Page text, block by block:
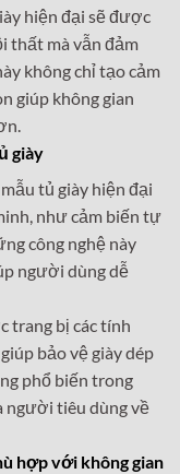
hiện đại sẽ được
thất mà vẫn đảm
không chỉ tạo cảm
giúp không gian
giày
tủ giày hiện đại
như cảm biến tự
công nghệ này
người dùng dễ
trang bị các tính
bảo vệ giày dép
phổ biến trong
người tiêu dùng về
hợp với không gian